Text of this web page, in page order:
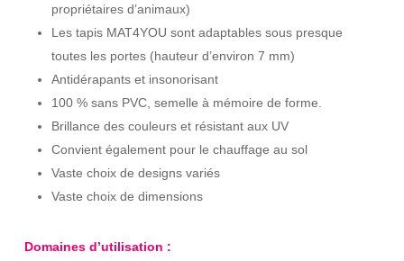
propriétaires d’animaux)
Les tapis MAT4YOU sont adaptables sous presque
toutes les portes (hauteur d’environ 7 mm)
Antidérapants et insonorisant
100 % sans PVC, semelle à mémoire de forme.
Brillance des couleurs et résistant aux UV
Convient également pour le chauffage au sol
Vaste choix de designs variés
Vaste choix de dimensions
Domaines d’utilisation :